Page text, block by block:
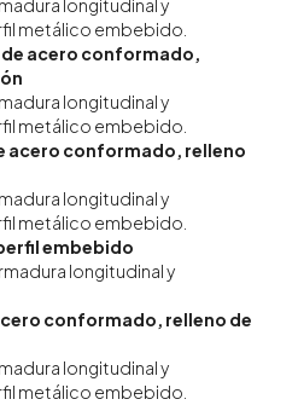
longitudinal y
metálico embebido.
acero conformado,
longitudinal y
metálico embebido.
acero conformado, relleno
longitudinal y
metálico embebido.
embebido
longitudinal y
conformado, relleno de
longitudinal y
metálico embebido.